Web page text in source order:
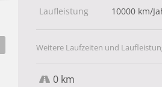
Laufleistung
10000 km/
Weitere Laufzeiten und
0 km